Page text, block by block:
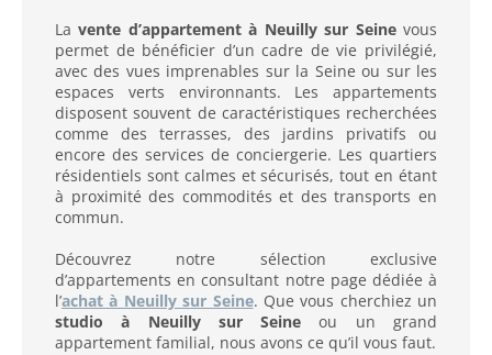
Lavente d’appartement à Neuilly sur Seinevous
permet de bénéficier d’un cadre de vie privilégié,
avec des vues imprenables sur la Seine ou sur les
espaces verts environnants. Les appartements
disposent souvent de caractéristiques recherchées
comme des terrasses, des jardins privatifs ou
encore des services de conciergerie. Les quartiers
résidentiels sont calmes et sécurisés, tout en étant
à proximité des commodités et des transports en
commun.
Découvrez notre sélection exclusive
d’appartements en consultant notre page dédiée à
l’achat à Neuilly sur Seine. Que vous cherchiez un
studio à Neuilly sur Seine ou un grand
appartement familial, nous avons ce qu’il vous faut.